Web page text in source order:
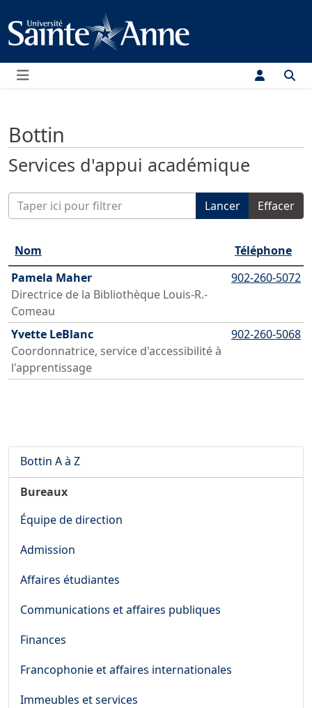
Menu
Bottin
Services d'appui académique
Saisir partie du titre Lancer Effacer
Nom
Téléphone
Pamela Maher
Directrice de la Bibliothèque Louis-R.-
Comeau
902-260-5072
Yvette LeBlanc
Coordonnatrice, service d'accessibilité à
l'apprentissage
902-260-5068
Bottin A à Z
Bureaux
Équipe de direction
Admission
Affaires étudiantes
Communications et affaires publiques
Finances
Francophonie et affaires internationales
Immeubles et services